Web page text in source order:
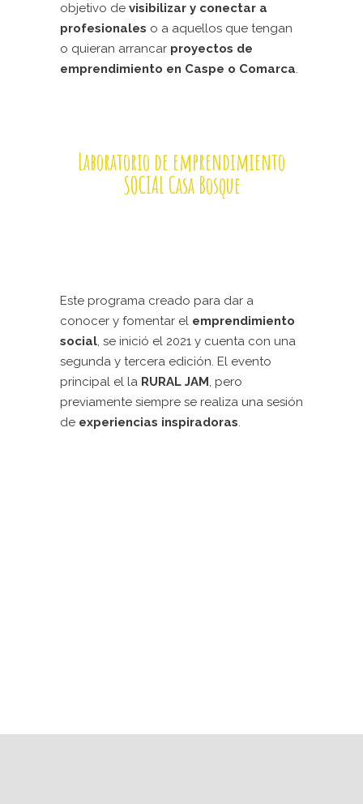
objetivo de visibilizar y conectar a
profesionales o a aquellos que tengan
o quieran arrancar proyectos de
emprendimiento en Caspe o Comarca.
Laboratorio de emprendimiento
SOCIAL Casa Bosque
Este programa creado para dar a
conocer y fomentar el emprendimiento
social, se inició el 2021 y cuenta con una
segunda y tercera edición. El evento
principal el la RURAL JAM, pero
previamente siempre se realiza una sesión
de experiencias inspiradoras.